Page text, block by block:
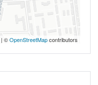
| ©OpenStreetMapcontributors